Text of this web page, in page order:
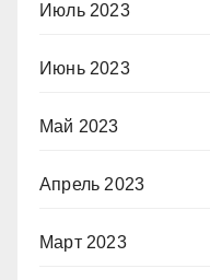
Июль 2023
Июнь 2023
Май 2023
Апрель 2023
Март 2023